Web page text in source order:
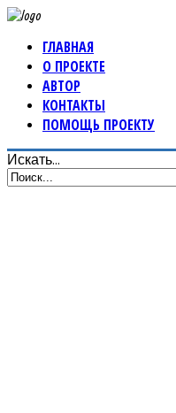
ГЛАВНАЯ
О ПРОЕКТЕ
АВТОР
КОНТАКТЫ
ПОМОЩЬ ПРОЕКТУ
Искать...